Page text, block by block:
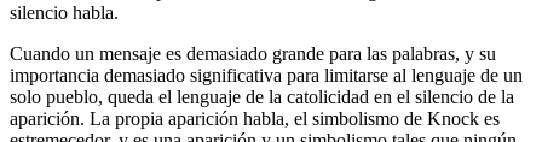
silencio habla.
Cuando un mensaje es demasiado grande para las palabras, y su
importancia demasiado significativa para limitarse al lenguaje de un
solo pueblo, queda el lenguaje de la catolicidad en el silencio de la
aparición. La propia aparición habla, el simbolismo de Knock es